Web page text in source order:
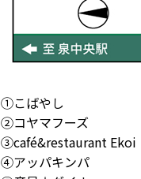
①こばやし
②コヤマフーズ
③café&restaurant Ekoi
④アッパキンパ